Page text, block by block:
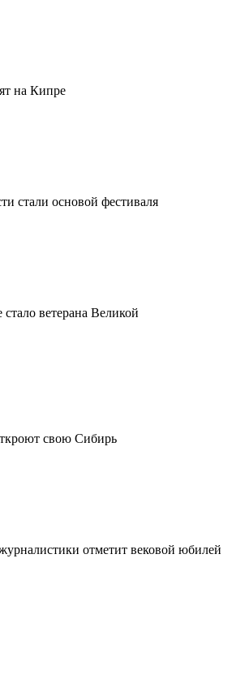
на Кипре
стали основой фестиваля
ветерана Великой
свою Сибирь
отметит вековой юбилей